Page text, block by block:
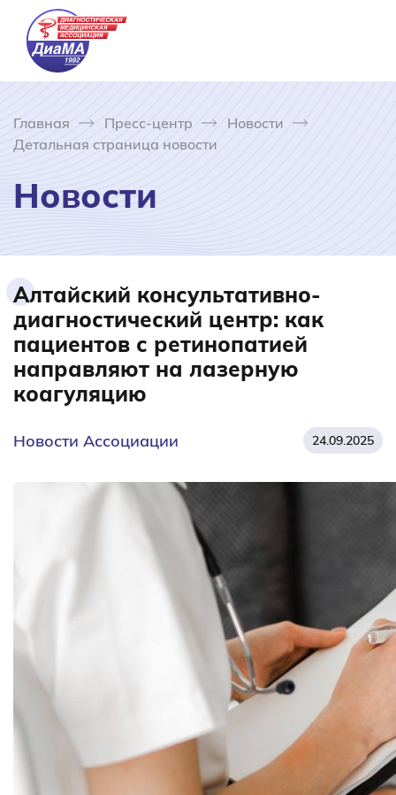
Главная Пресс-центр
Новости
Детальная страница новости
Новости
Алтайский консультативно-
диагностический центр: как
пациентов с ретинопатией
направляют на лазерную
коагуляцию
Новости Ассоциации 24.09.2025